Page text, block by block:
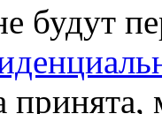
будут